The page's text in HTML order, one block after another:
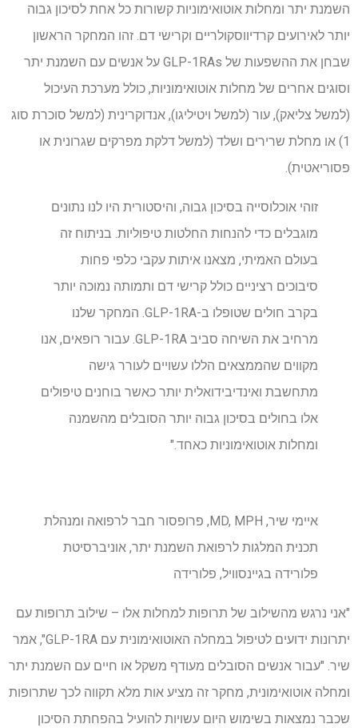
השמנת יתר ומחלות אוטואימוניות קשורות כל אחת לסיכון גבוה
יותר לאירועים קרדיווסקולריים וקרישי דם. זהו המחקר הראשון
שבחן את ההשפעות של GLP-1RAs על אנשים עם השמנת יתר
וסוגים אחרים של מחלות אוטואימוניות, כולל מערכת העיכול
(למשל צליאק), עור (למשל ויטיליגו), אנדוקרינית (למשל סוכרת סוג
1) או מחלת שרירים ושלד (למשל דלקת מפרקים שגרונית או
פסוריאטית).
זוהי אוכלוסייה בסיכון גבוה, והיסטורית היו לנו נתונים
מוגבלים כדי להנחות החלטות טיפוליות. בניתוח זה
בעולם האמיתי, מצאנו איתות עקבי כלפי פחות
סיבוכים רציניים כולל קרישי דם ותמותה נמוכה יותר
בקרב חולים שטופלו ב-GLP-1RA. המחקר שלנו
מרחיב את השיחה סביב GLP-1RA. עבור רופאים, אנו
מקווים שהממצאים הללו עשויים לעורר גישה
מתחשבת ואינדיבידואלית יותר כאשר בוחנים טיפולים
אלו בחולים בסיכון גבוה יותר הסובלים מהשמנה
ומחלות אוטואימוניות כאחד."
איימי שיר, MD, MPH, פרופסור חבר לרפואה ומנהלת
תכנית המלגות לרפואת השמנת יתר, אוניברסיטת
פלורידה בגיינסוויל, פלורידה
"אני נרגש מהשילוב של תרופות למחלות אלו – שילוב תרופות עם
יתרונות ידועים לטיפול במחלה האוטואימונית עם GLP-1RA", אמר
שיר. "עבור אנשים הסובלים מעודף משקל או חיים עם השמנת יתר
ומחלה אוטואימונית, מחקר זה מציע אות מלא תקווה לכך שתרופות
שכבר נמצאות בשימוש היום עשויות להועיל בהפחתת הסיכון